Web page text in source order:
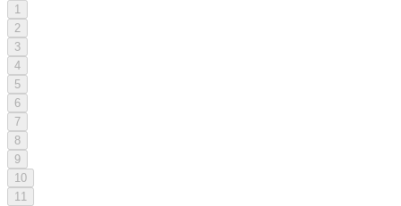
1
2
3
4
5
6
7
8
9
10
11